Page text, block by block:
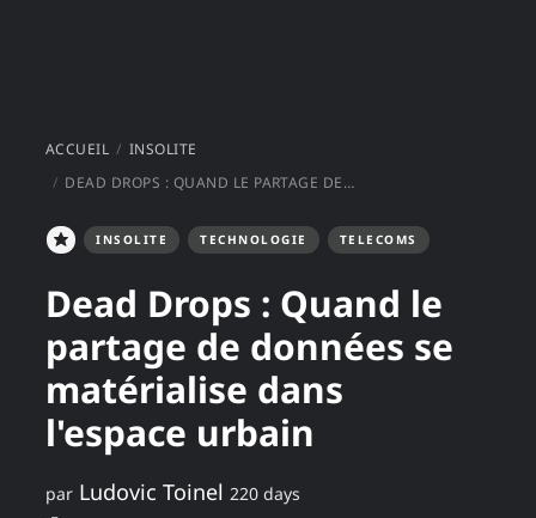
ACCUEIL
INSOLITE
DEAD DROPS : QUAND LE PARTAGE DE DONNÉES SE MATÉRIALISE DANS L'ESPACE URBAIN
INSOLITE TECHNOLOGIE TELECOMS
Dead Drops : Quand le
partage de données se
matérialise dans
l'espace urbain
par Ludovic Toinel 220 days